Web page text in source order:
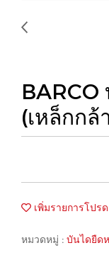
(เหล็กกล้
เพิ่มรายการโปรด
หมวดหมู่ : บันไดยืด